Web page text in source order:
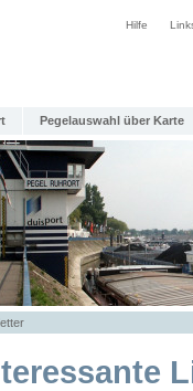
Hilfe
Pegelauswahl über Karte